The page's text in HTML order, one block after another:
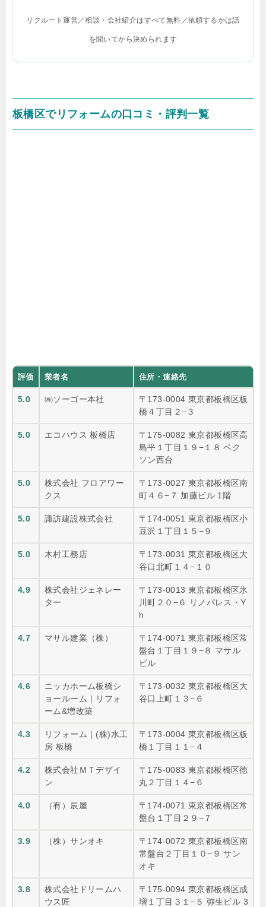
リクルート運営／相談・会社紹介はすべて無料／依頼するかは話
を聞いてから決められます
板橋区でリフォームの口コミ・評判一覧
評価 業者名 住所・連絡先
5.0 ㈱ソーゴー本社
〒173-0004 東京都板橋区板
橋４丁目２−３
5.0 エコハウス 板橋店
〒175-0082 東京都板橋区高
島平１丁目１９−１８ ベク
ソン西台
5.0
株式会社 フロアワー
クス
〒173-0027 東京都板橋区南
町４６−７ 加藤ビル 1階
5.0 諏訪建設株式会社
〒174-0051 東京都板橋区小
豆沢１丁目１５−９
5.0 木村工務店
〒173-0031 東京都板橋区大
谷口北町１４−１０
4.9
株式会社ジェネレー
ター
〒173-0013 東京都板橋区氷
川町２０−６ リノパレス・Y
h
4.7 マサル建業（株）
〒174-0071 東京都板橋区常
盤台１丁目１９−８ マサル
ビル
4.6
ニッカホーム板橋シ
ョールーム｜リフォ
ーム&増改築
〒173-0032 東京都板橋区大
谷口上町１３−６
4.3
リフォーム｜(株)水工
房 板橋
〒173-0004 東京都板橋区板
橋１丁目１１−４
4.2
株式会社ＭＴデザイ
ン
〒175-0083 東京都板橋区徳
丸２丁目１４−６
4.0 （有）辰屋
〒174-0071 東京都板橋区常
盤台１丁目２９−７
3.9 （株）サンオキ
〒174-0072 東京都板橋区南
常盤台２丁目１０−９ サン
オキ
3.8
株式会社ドリームハ
ウス匠
〒175-0094 東京都板橋区成
増１丁目３１−５ 弥生ビル 3